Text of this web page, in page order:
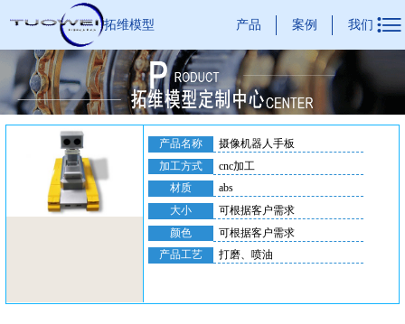
拓维模型 产品 案例 我们 
产品名称
摄像机器人手板
加工方式
cnc加工
材质
abs
大小
可根据客户需求
颜色
可根据客户需求
产品工艺
打磨、喷油